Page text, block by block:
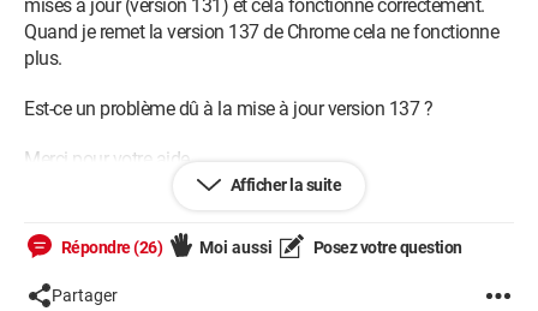
mises à jour (version 131) et cela fonctionne correctement.
Quand je remet la version 137 de Chrome cela ne fonctionne
plus.
Est-ce un problème dû à la mise à jour version 137 ?
Merci pour votre aide.
Android / Chrome 137.0.0.0
Afficher la suite
Répondre (26) Moi aussi Posez votre question
Partager